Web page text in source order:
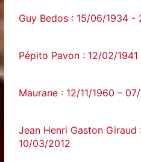
Guy‌ ‌Bedos‌ ‌:‌ ‌15/06/1934‌
Pépito Pavon : 12/02/1941
Maurane : 12/11/1960 –
Jean Henri Gaston
10/03/2012